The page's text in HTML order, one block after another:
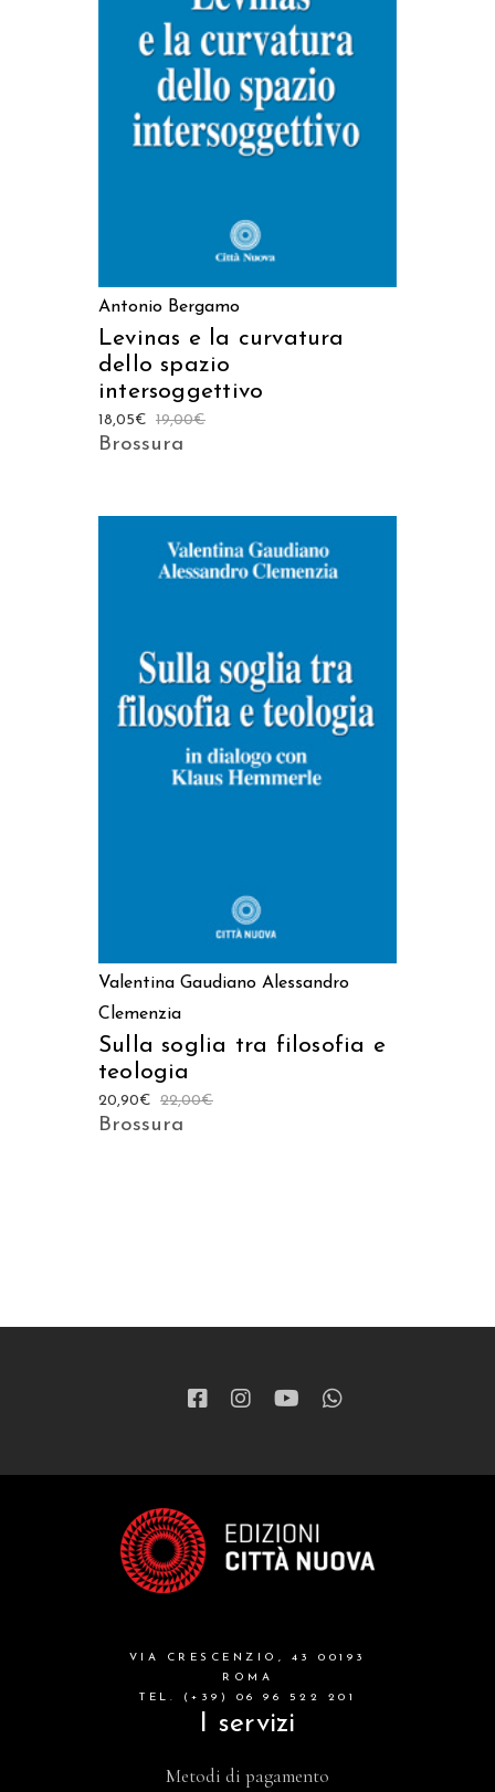
AGGIUNGI AL CARRELLO
Antonio Bergamo
Levinas e la curvatura
dello spazio
intersoggettivo
19,00€
18,05€
Brossura
Valentina Gaudiano Alessandro
Clemenzia
Sulla soglia tra filosofia e
teologia
22,00€
20,90€
Brossura
VIA CRESCENZIO, 43 00193
ROMA
TEL. (+39) 06 96 522 201
I servizi
Metodi di pagamento